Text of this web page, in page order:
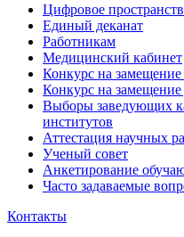
Цифровое
Единый деканат
Работникам
Медицинский кабинет
Конкурс на замещение
Конкурс на
Выборы заведующих
институтов
Аттестация научных
Ученый совет
Анкетирование
Часто задаваемые
Контакты